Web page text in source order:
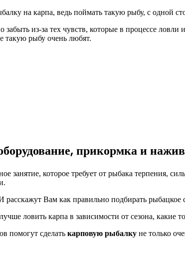
на карпа, ведь поймать такую рыбу, с одной
забыть из-за тех чувств, которые в процессе
такую рыбу очень любят.
прикормка и
занятие, которое требует от рыбака терпения,
Вам как правильно подбирать рыбацкое
ловить карпа в зависимости от сезона, какие
помогут сделать карповую рыбалку не только